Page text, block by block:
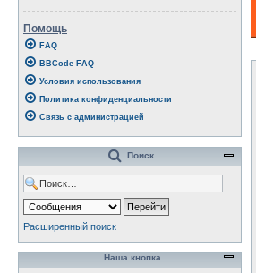
Помощь
FAQ
BBCode FAQ
Условия использования
Политика конфиденциальности
Связь с администрацией
Поиск
Расширенный поиск
Наша кнопка